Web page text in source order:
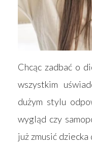
Chcąc zadbać o
wszystkim
dużym stylu
wygląd czy
już zmusić